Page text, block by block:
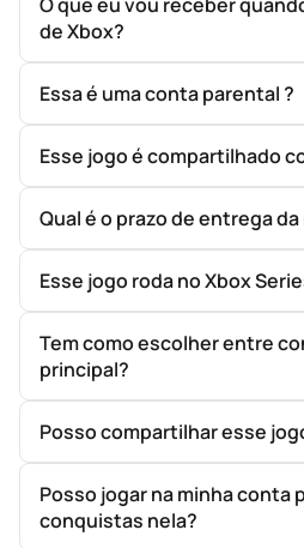
de Xbox?
Essa é uma conta parental ?
Esse jogo é compartilhado
Qual é o prazo de entrega
Esse jogo roda no Xbox
Tem como escolher entre
principal?
Posso compartilhar esse
Posso jogar na minha conta
conquistas nela?